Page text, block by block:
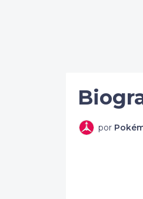
por